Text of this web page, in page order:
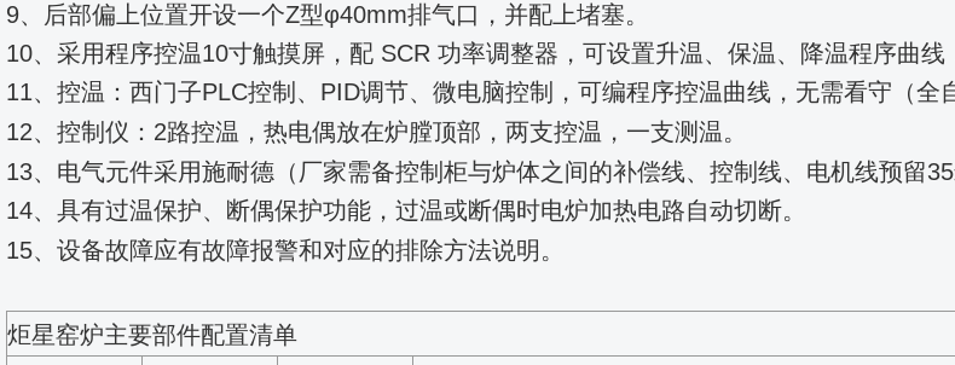
9、后部偏上位置开设一个Z型φ40mm排气口 ，并配上堵塞。
10、采用程序控温10寸触摸屏，配 SCR 功率调整器，可设置升温、保温、降温程序曲线
11、控温：西门子PLC控制、PID调节、微电脑控制，可编程序控温曲线，无需看守（全
12、控制仪：2路控温，热电偶放在炉膛顶部， 两支控温，一支测温。
13、电气元件采用施耐德（ 厂家需备控制柜与炉体之间的补偿线、控制线、电机线预留
14、具有过温保护、断偶保护功能，过温或断偶时电炉加热电路自动切断。
15、设备故障应有故障报警和对应的排除方法说明。
炬星窑炉主要部件配置清单